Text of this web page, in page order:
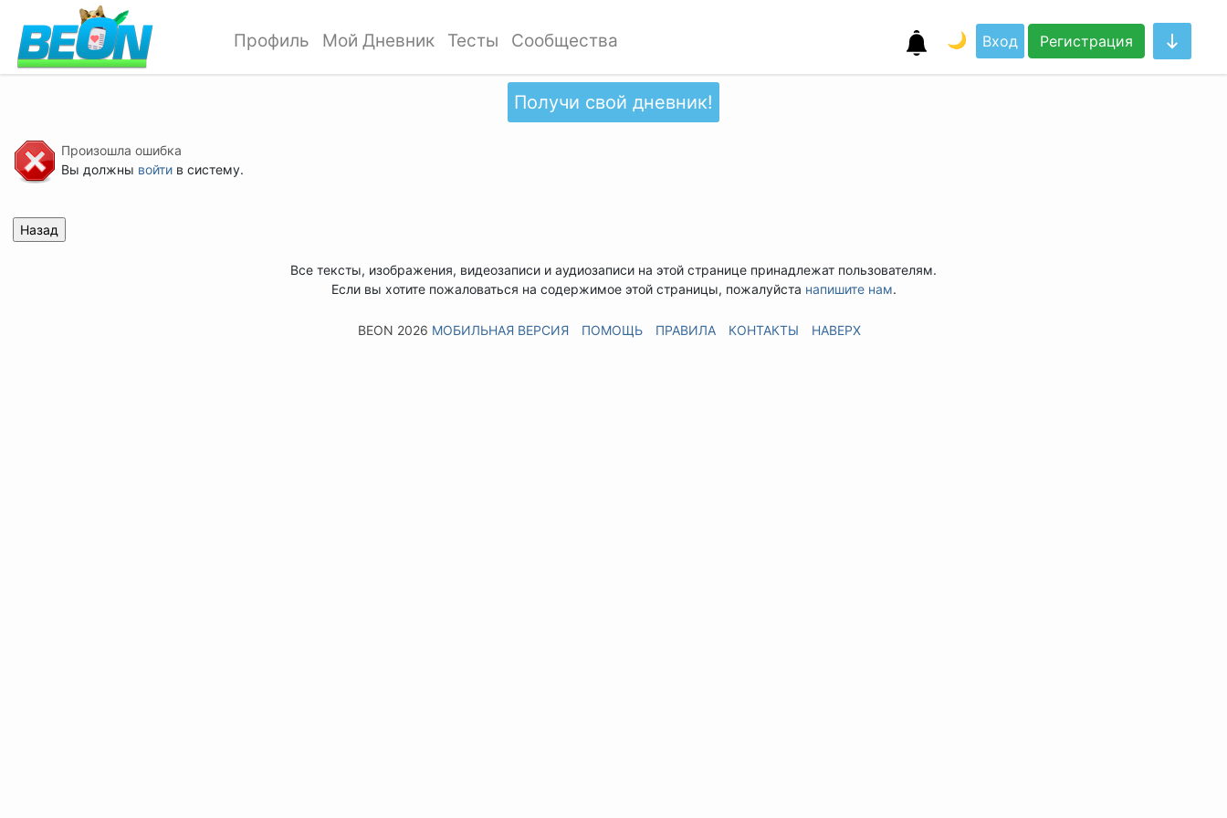
Профиль Мой Дневник Тесты Сообщества 🌙 Вход Регистрация
Получи свой дневник!
Произошла ошибка
Вы должны войтив систему.
Все тексты, изображения, видеозаписи и аудиозаписи на этой странице принадлежат пользователям.
Если вы хотите пожаловаться на содержимое этой страницы, пожалуйста напишите нам.
BEON 2026 МОБИЛЬНАЯ ВЕРСИЯ ПОМОЩЬ ПРАВИЛА КОНТАКТЫ НАВЕРХ